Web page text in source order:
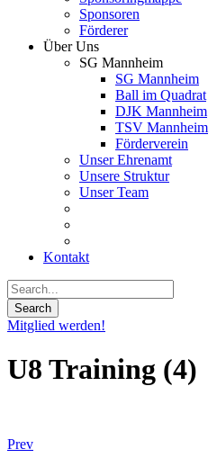
Sponsoren
Förderer
Über Uns
SG Mannheim
SG Mannheim
Ball im Quadrat
DJK Mannheim
TSV Mannheim
Förderverein
Unser Ehrenamt
Unsere Struktur
Unser Team
Kontakt
Mitglied werden!
U8 Training (4)
Prev